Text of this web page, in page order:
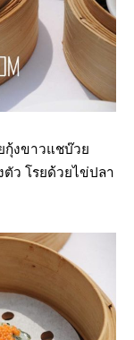
งขาวแชบ๊วย
ตัว โรยด้วยไข่ปลา